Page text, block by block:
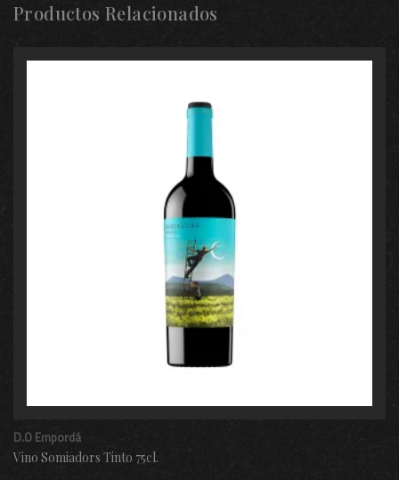
Productos Relacionados
D.O Empordá
Vino Somiadors Tinto 75cl.